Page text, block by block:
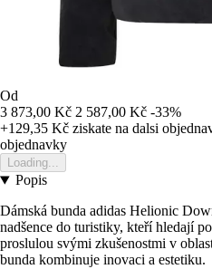
Od
3 873,00 Kč 2 587,00 Kč -33%
+129,35 Kč ziskate na dalsi
objednavky
Loading...
Popis
Dámská bunda adidas Helionic
nadšence do turistiky, kteří hledají
proslulou svými zkušenostmi v
bunda kombinuje inovaci a estetiku.